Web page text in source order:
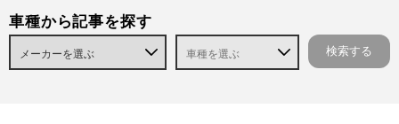
車種から記事を探す